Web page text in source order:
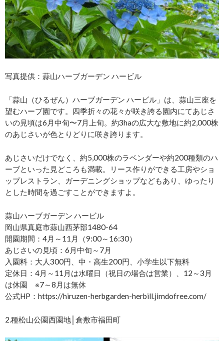
写真提供：蒜山ハーブガーデン ハービル
「蒜山（ひるぜん）ハーブガーデン ハービル」は、蒜山三座を
望むハーブ園です。四季折々の花々が咲き誇る園内にてあじさ
いの見頃は6月中旬〜7月上旬。約3haの広大な敷地に約2,000株
のあじさいが色とりどりに咲き誇ります。
あじさいだけでなく、約5,000株のラベンダーや約200種類のハ
ーブといった見どころも満載。リース作りができる工房やショ
ップレストラン、ガーデニングショップなどもあり、ゆったり
とした時間を過ごすことができますよ。
蒜山ハーブガーデン ハービル
岡山県真庭市蒜山西茅部1480-64
開園期間：4月～11月（9:00～16:30）
あじさいの見頃：6月中旬～7月
入園料：大人300円、中・高生200円、小学生以下無料
定休日：4月～11月は水曜日（祝日の場合は営業）、12～3月
は休園 ※7～8月は無休
公式HP：https://hiruzen-herbgarden-herbill.jimdofree.com/
2.種松山公園西園地│倉敷市福田町